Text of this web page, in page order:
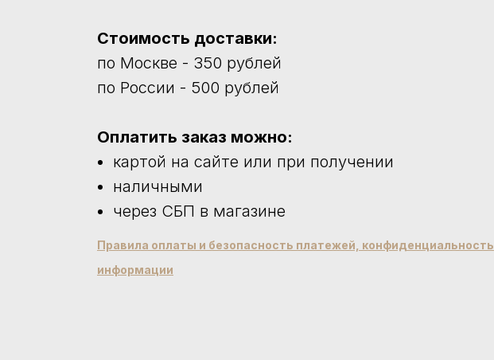
Стоимость доставки:
по Москве - 350 рублей
по России - 500 рублей
Оплатить заказ можно:
картой на сайте или при получении
наличными
через СБП в магазине
Правила оплаты и безопасность платежей, конфиденциальность
информации